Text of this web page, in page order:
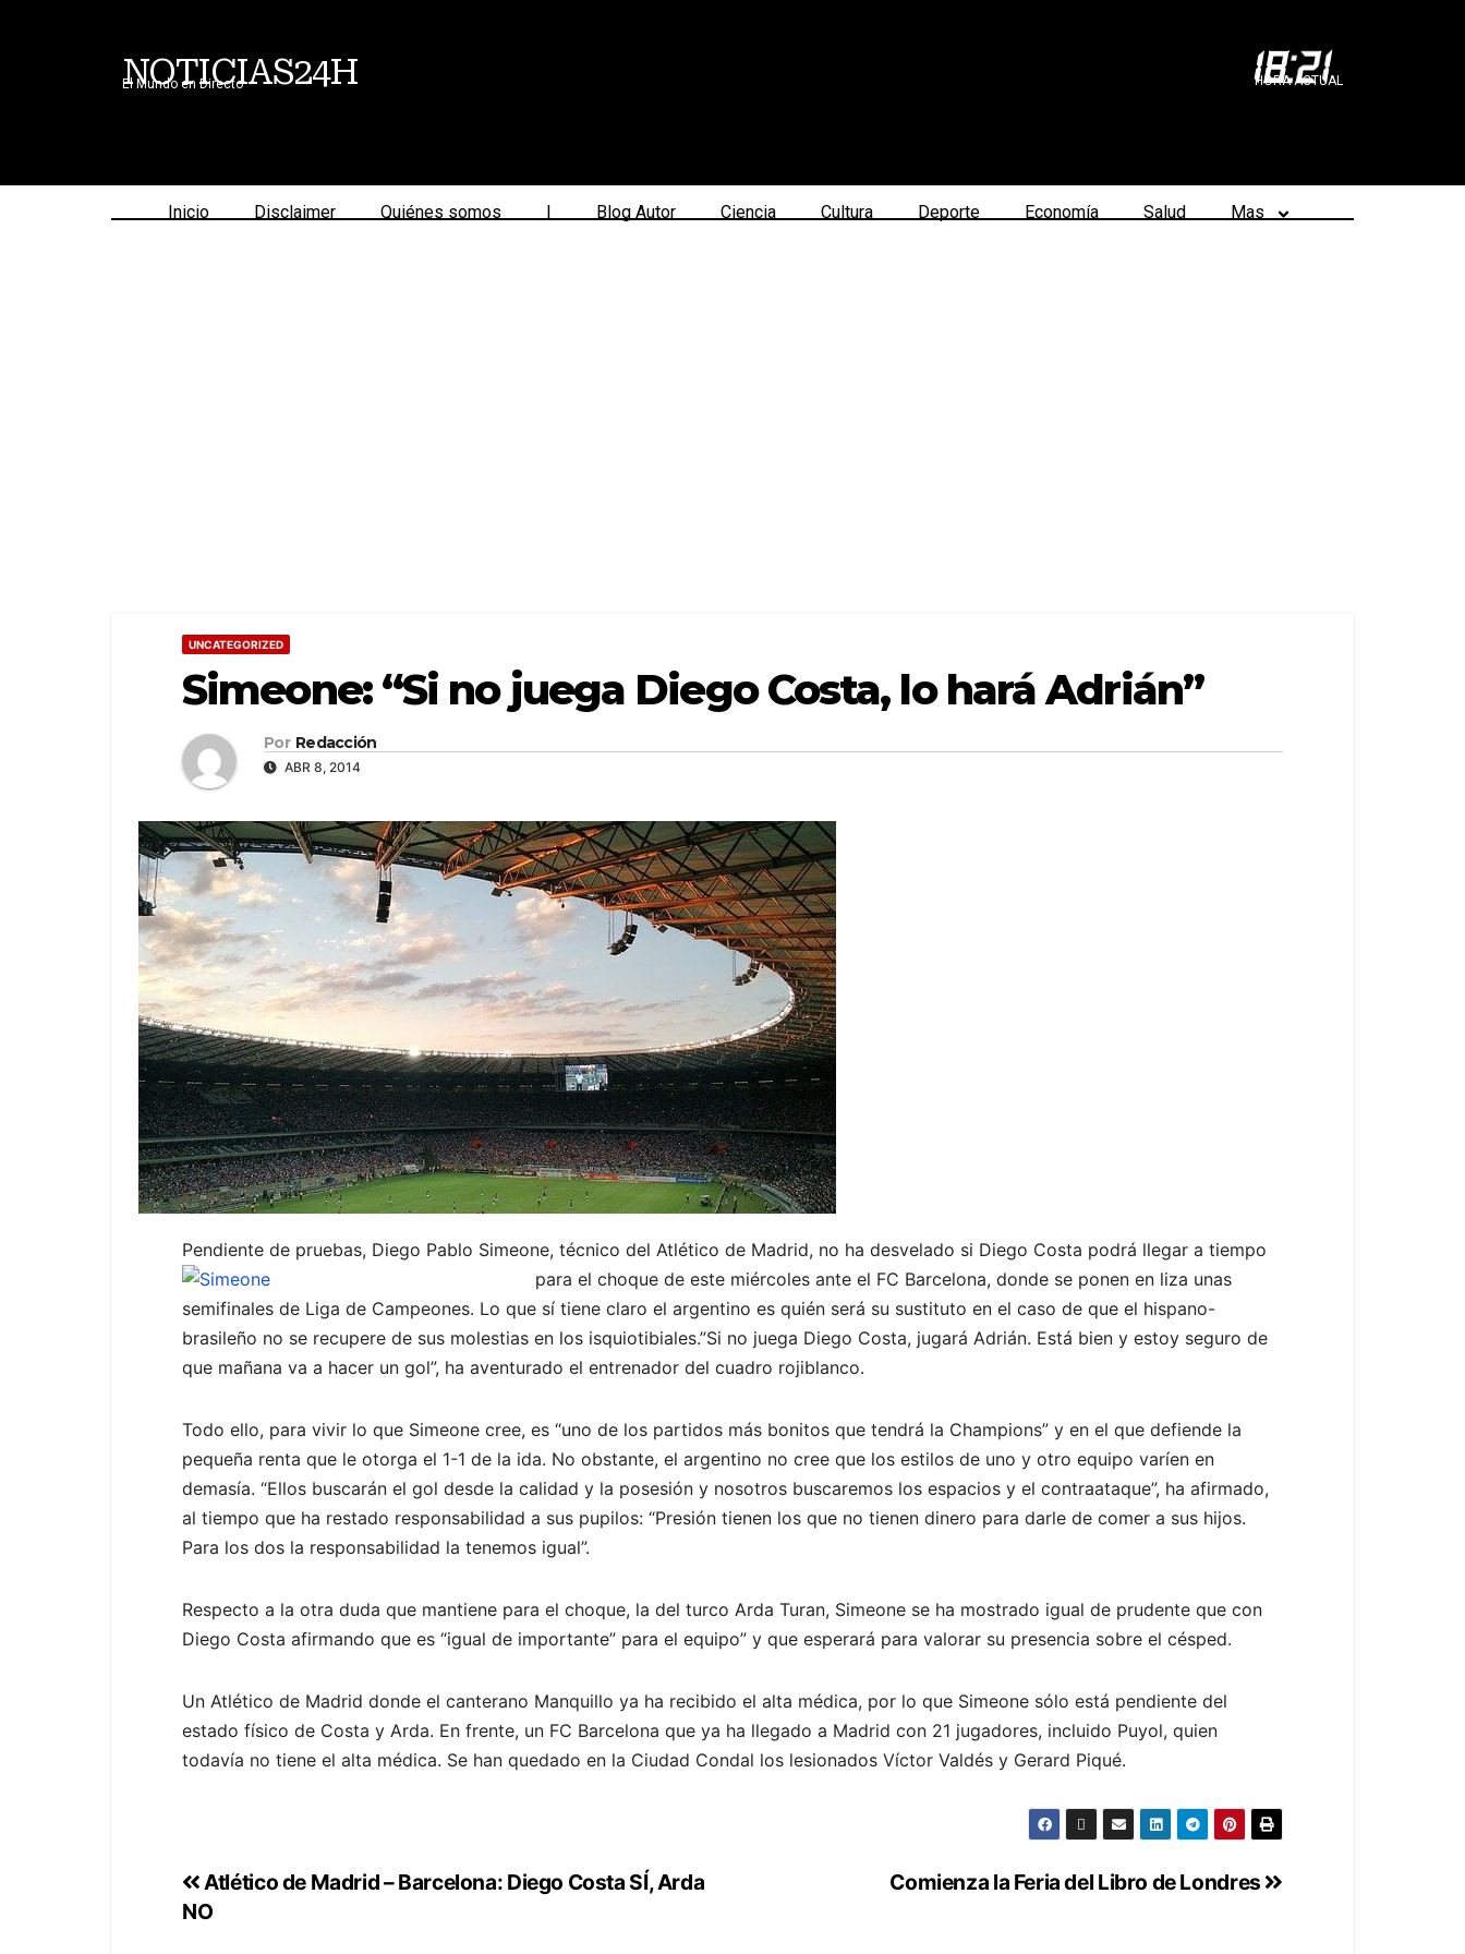
NOTICIAS24H
El Mundo en Directo 18:21
HORA ACTUAL
Inicio Disclaimer Quiénes somos | Blog Autor Ciencia Cultura Deporte Economía Salud Mas
UNCATEGORIZED
Simeone: “Si no juega Diego Costa, lo hará Adrián”
Por Redacción
ABR 8, 2014
Pendiente de pruebas, Diego Pablo Simeone, técnico del Atlético de Madrid, no ha desvelado si Diego Costa podrá llegar a tiempo
para el choque de este miércoles ante el FC Barcelona, donde se ponen en liza unas
semifinales de Liga de Campeones. Lo que sí tiene claro el argentino es quién será su sustituto en el caso de que el hispano-
brasileño no se recupere de sus molestias en los isquiotibiales.”Si no juega Diego Costa, jugará Adrián. Está bien y estoy seguro de
que mañana va a hacer un gol”, ha aventurado el entrenador del cuadro rojiblanco.
Todo ello, para vivir lo que Simeone cree, es “uno de los partidos más bonitos que tendrá la Champions” y en el que defiende la
pequeña renta que le otorga el 1-1 de la ida. No obstante, el argentino no cree que los estilos de uno y otro equipo varíen en
demasía. “Ellos buscarán el gol desde la calidad y la posesión y nosotros buscaremos los espacios y el contraataque”, ha afirmado,
al tiempo que ha restado responsabilidad a sus pupilos: “Presión tienen los que no tienen dinero para darle de comer a sus hijos.
Para los dos la responsabilidad la tenemos igual”.
Respecto a la otra duda que mantiene para el choque, la del turco Arda Turan, Simeone se ha mostrado igual de prudente que con
Diego Costa afirmando que es “igual de importante” para el equipo” y que esperará para valorar su presencia sobre el césped.
Un Atlético de Madrid donde el canterano Manquillo ya ha recibido el alta médica, por lo que Simeone sólo está pendiente del
estado físico de Costa y Arda. En frente, un FC Barcelona que ya ha llegado a Madrid con 21 jugadores, incluido Puyol, quien
todavía no tiene el alta médica. Se han quedado en la Ciudad Condal los lesionados Víctor Valdés y Gerard Piqué.
Comienza la Feria del Libro de Londres
Atlético de Madrid – Barcelona: Diego Costa SÍ, Arda
NO